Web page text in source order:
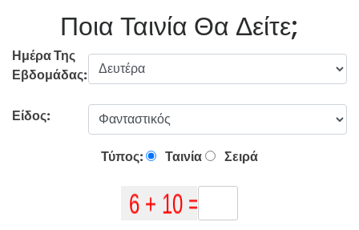
Ποια Ταινία Θα Δείτε;
Ημέρα Της
Εβδομάδας:
Είδος:
Τύπος: Ταινία Σειρά